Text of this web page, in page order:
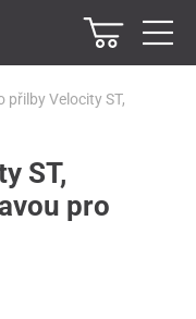
přilby Velocity ST,
ST,
pro